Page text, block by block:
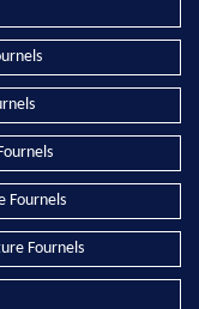
Fournels
Fournels